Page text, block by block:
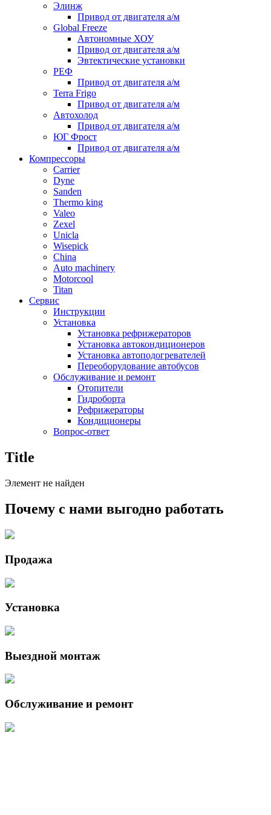
Элинж
Привод от двигателя а/м
Global Freeze
Автономные ХОУ
Привод от двигателя а/м
Эвтектические установки
РЕФ
Привод от двигателя а/м
Terra Frigo
Привод от двигателя а/м
Автохолод
Привод от двигателя а/м
ЮГ Фрост
Привод от двигателя а/м
Компрессоры
Carrier
Dyne
Sanden
Thermo king
Valeo
Zexel
Unicla
Wisepick
China
Auto machinery
Motorcool
Titan
Сервис
Инструкции
Установка
Установка рефрижераторов
Установка автокондиционеров
Установка автоподогревателей
Переоборудование автобусов
Обслуживание и ремонт
Отопители
Гидроборта
Рефрижераторы
Кондиционеры
Вопрос-ответ
Title
Элемент не найден
Почему с нами выгодно работать
Продажа
Установка
Выездной монтаж
Обслуживание и ремонт